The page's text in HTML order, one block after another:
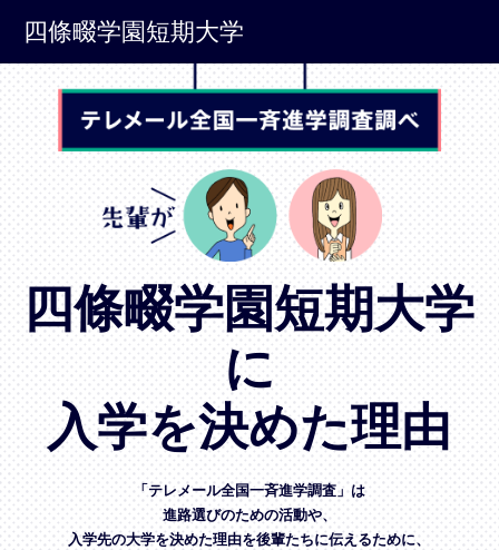
四條畷学園短期大学
四條畷学園短期大学
に
入学を決めた理由
「テレメール全国一斉進学調査」は
進路選びのための活動や、
入学先の大学を決めた理由を後輩たちに伝えるために、